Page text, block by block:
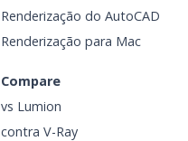
Renderização do AutoCAD
Renderização para Mac
Compare
vs Lumion
contra V-Ray